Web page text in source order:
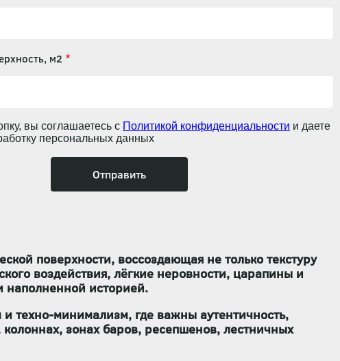
м2
вы соглашаетесь с Политикой конфиденциальности и даете
персональных данных
поверхности, воссоздающая не только текстуру
воздействия, лёгкие неровности, царапины и
наполненной историей.
и техно-минимализм, где важны аутентичность,
зонах баров, ресепшенов, лестничных